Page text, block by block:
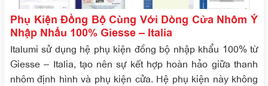
Phụ Kiện Đồng Bộ Cùng Với Dòng Cửa Nhôm Ý
Nhập Nhẩu 100% Giesse – Italia
Italumi sử dụng hệ phụ kiện đồng bộ nhập khẩu 100% từ
Giesse – Italia, tạo nên sự kết hợp hoàn hảo giữa thanh
nhôm định hình và phụ kiện cửa. Hệ phụ kiện này không